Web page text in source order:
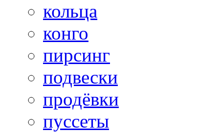
кольца
конго
пирсинг
подвески
продёвки
пуссеты